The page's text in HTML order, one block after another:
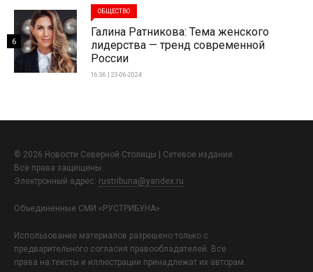
ОБЩЕСТВО
Галина Ратникова: Тема женского
лидерства — тренд современной
России
16:36 | 23-06-2024
6
© 2026 Новости Северной Столицы | Сетевое издание.
Все права защищены.
Электронный адрес: rustribuna@yandex.ru
Объединенные СМИ «РУСТРИБУНА»
Использование материалов разрешено только с
предварительного согласия правообладателей. Все
права на тексты и иллюстрации принадлежат их авторам.